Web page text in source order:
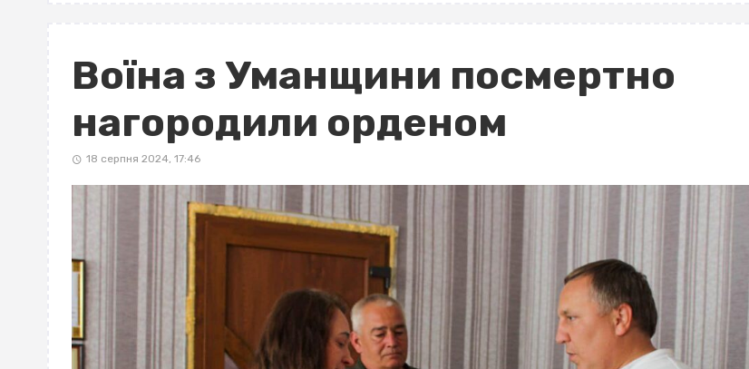
Воїна з Уманщини посмертно
нагородили орденом
18 серпня 2024, 17:46